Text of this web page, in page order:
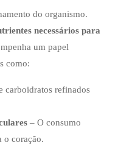
do organismo.
necessários para
um papel
como:
carboidratos refinados
– O consumo
o coração.